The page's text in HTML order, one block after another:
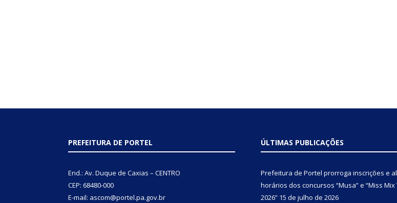
PREFEITURA DE PORTEL
End.: Av. Duque de Caxias – CENTRO
CEP: 68480-000
E-mail: ascom@portel.pa.gov.br
ÚLTIMAS PUBLICAÇÕES
Prefeitura de Portel prorroga inscrições e
horários dos concursos “Musa” e “Miss Mix
2026” 15 de julho de 2026